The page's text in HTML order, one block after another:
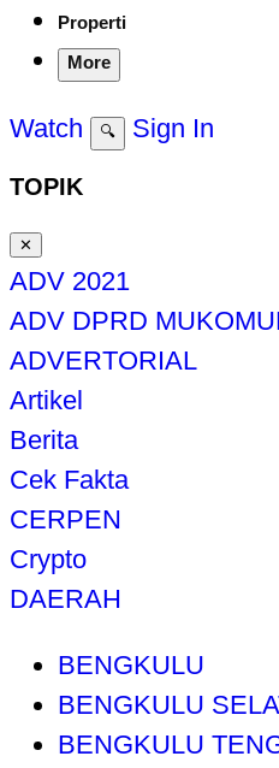
Properti
More
Watch 🔍 Sign In
TOPIK
✕
ADV 2021
ADV DPRD
ADVERTORIAL
Artikel
Berita
Cek Fakta
CERPEN
Crypto
DAERAH
BENGKULU
BENGKULU
BENGKULU